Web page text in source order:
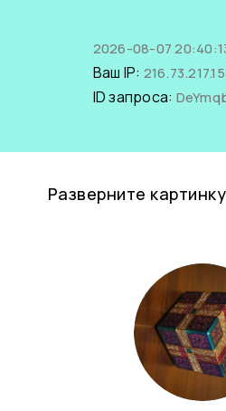
2026-08-07
Ваш IP:
ID запроса:
Разверните